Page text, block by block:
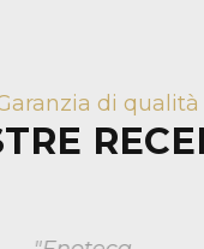
di qualità